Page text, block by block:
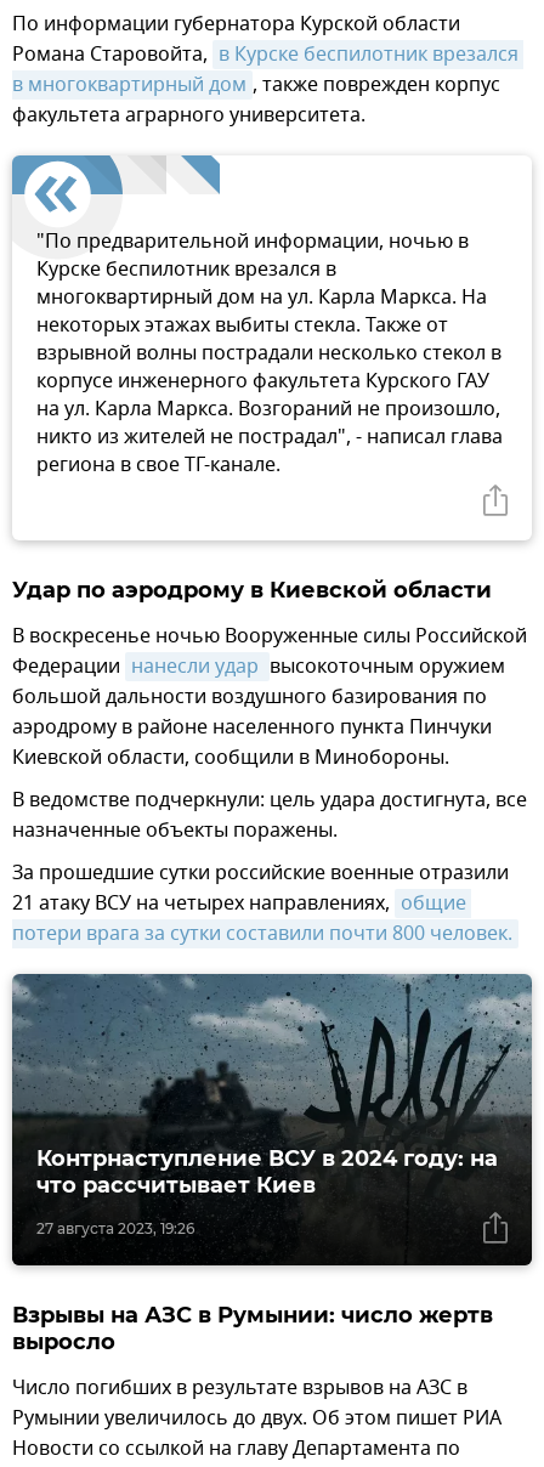
По информации губернатора Курской области
Романа Старовойта, в Курске беспилотник врезался
в многоквартирный дом , также поврежден корпус
факультета аграрного университета.
"По предварительной информации, ночью в
Курске беспилотник врезался в
многоквартирный дом на ул. Карла Маркса. На
некоторых этажах выбиты стекла. Также от
взрывной волны пострадали несколько стекол в
корпусе инженерного факультета Курского ГАУ
на ул. Карла Маркса. Возгораний не произошло,
никто из жителей не пострадал", - написал глава
региона в свое ТГ-канале.
Удар по аэродрому в Киевской области
В воскресенье ночью Вооруженные силы Российской
Федерации нанесли удар высокоточным оружием
большой дальности воздушного базирования по
аэродрому в районе населенного пункта Пинчуки
Киевской области, сообщили в Минобороны.
В ведомстве подчеркнули: цель удара достигнута, все
назначенные объекты поражены.
За прошедшие сутки российские военные отразили
21 атаку ВСУ на четырех направлениях, общие
потери врага за сутки составили почти 800 человек.
27 августа 2023, 19:26
Контрнаступление ВСУ в 2024 году: на
что рассчитывает Киев
Взрывы на АЗС в Румынии: число жертв
выросло
Число погибших в результате взрывов на АЗС в
Румынии увеличилось до двух. Об этом пишет РИА
Новости со ссылкой на главу Департамента по